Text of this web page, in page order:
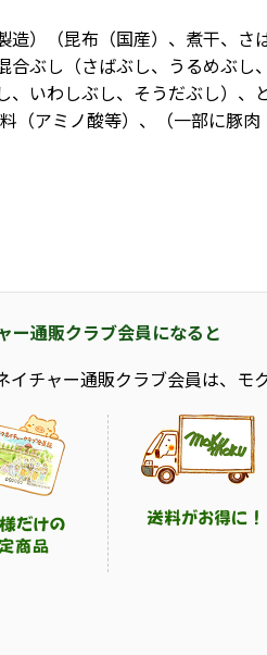
造）（昆布（国産）、煮干、
合ぶし（さばぶし、うるめぶ
、いわしぶし、そうだぶし）
（アミノ酸等）、（一部に豚
ー通販クラブ会員になると
イチャー通販クラブ会員は、